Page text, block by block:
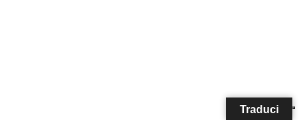
Traduci